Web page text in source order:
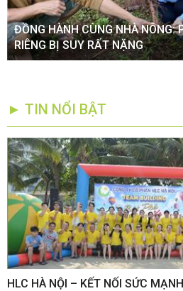
ĐỒNG HÀNH CÙNG NHÀ NÔNG:
RIÊNG BỊ SUY RẤT NẶNG
► TIN NỔI BẬT
HLC HÀ NỘI – KẾT NỐI SỨC